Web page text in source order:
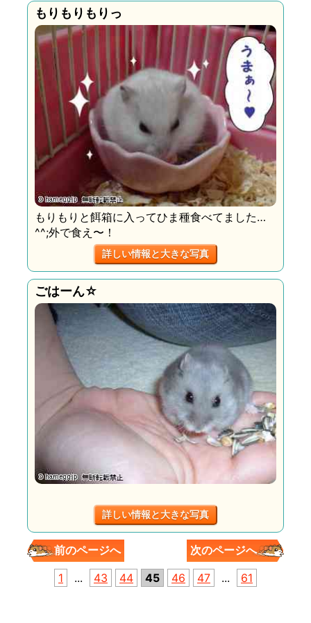
もりもりもりっ
もりもりと餌箱に入ってひま種食べてました…
^^;外で食え〜！
詳しい情報と大きな写真
ごはーん☆
詳しい情報と大きな写真
前のページへ
次のページへ
1
... 43 44 45 46 47 ... 61